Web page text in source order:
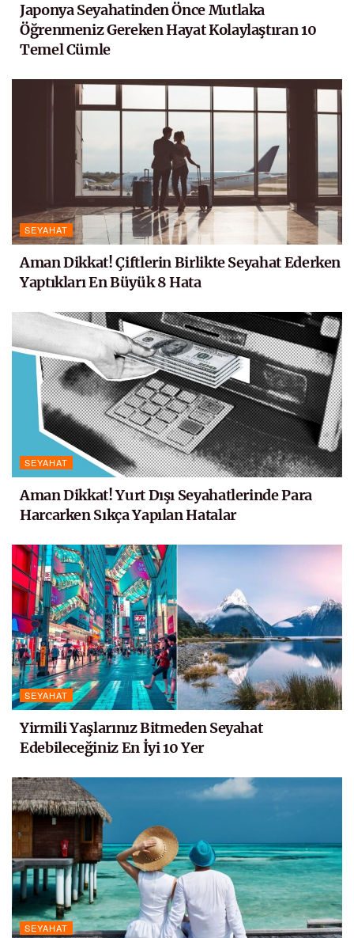
Japonya Seyahatinden Önce Mutlaka
Öğrenmeniz Gereken Hayat Kolaylaştıran 10
Temel Cümle
SEYAHAT
Aman Dikkat! Çiftlerin Birlikte Seyahat Ederken
Yaptıkları En Büyük 8 Hata
SEYAHAT
Aman Dikkat! Yurt Dışı Seyahatlerinde Para
Harcarken Sıkça Yapılan Hatalar
SEYAHAT
Yirmili Yaşlarınız Bitmeden Seyahat
Edebileceğiniz En İyi 10 Yer
SEYAHAT